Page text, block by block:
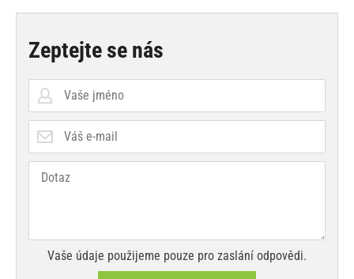
Zeptejte se nás
Vaše údaje použijeme pouze pro zaslání odpovědi.